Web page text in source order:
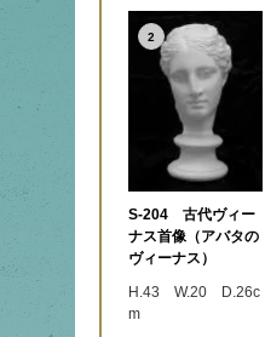
2
S-204 古代ヴィー
ナス首像（アバタの
ヴィーナス）
H.43 W.20 D.26c
m